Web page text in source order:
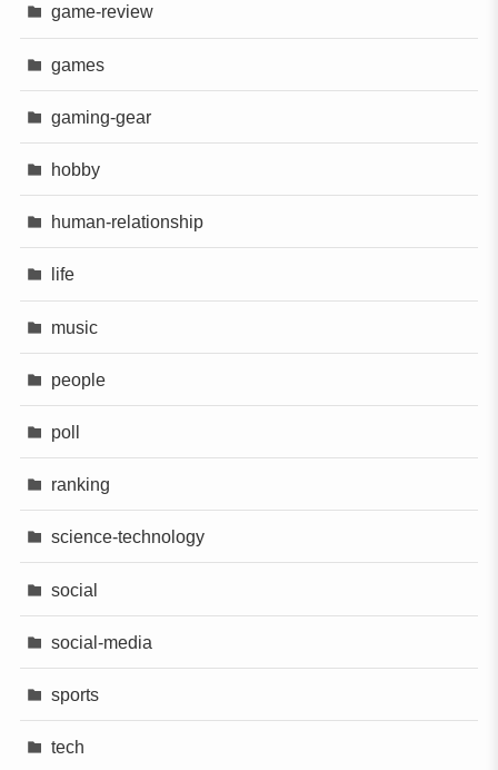
game-review
games
gaming-gear
hobby
human-relationship
life
music
people
poll
ranking
science-technology
social
social-media
sports
tech